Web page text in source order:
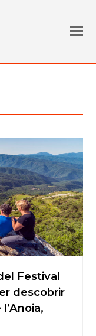
Festival
descobrir